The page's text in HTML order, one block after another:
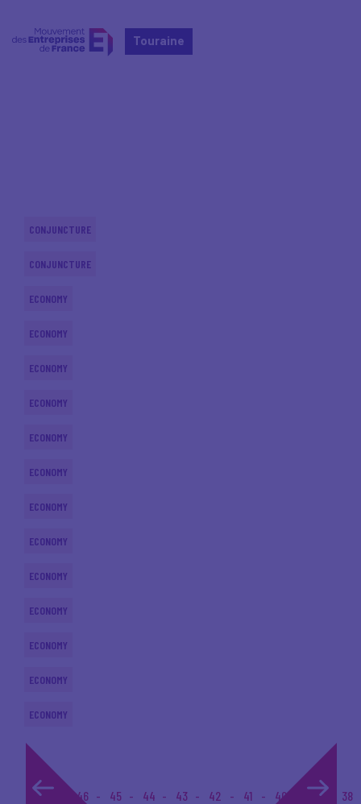
Touraine
CONJUNCTURE
CONJUNCTURE
ECONOMY
ECONOMY
ECONOMY
ECONOMY
ECONOMY
ECONOMY
ECONOMY
ECONOMY
ECONOMY
ECONOMY
ECONOMY
ECONOMY
ECONOMY
1... 46 45 44 43 42 41 40 39 38